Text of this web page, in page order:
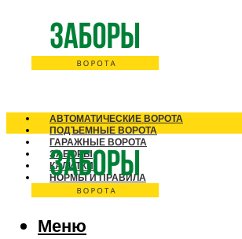
АВТОМАТИЧЕСКИЕ ВОРОТА
ПОДЪЕМНЫЕ ВОРОТА
ГАРАЖНЫЕ ВОРОТА
ЗАБОРЫ
КАЛИТКИ
НОРМЫ И ПРАВИЛА
Меню